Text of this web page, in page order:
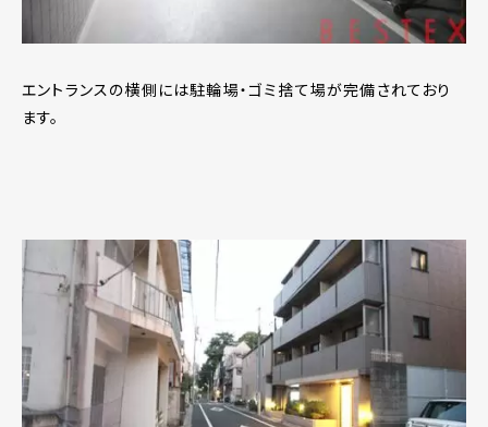
エントランスの横側には駐輪場・ゴミ捨て場が完備されており
ます。